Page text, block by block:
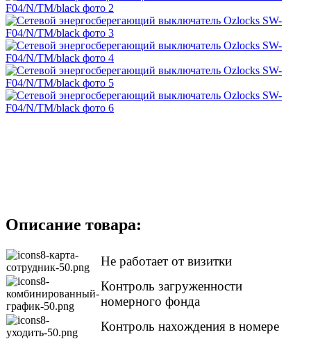
Описание товара:
Не работает от визитки
Контроль загруженности
номерного фонда
Контроль нахождения в номере